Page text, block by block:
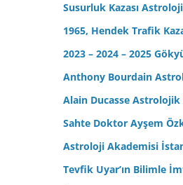
Susurluk Kazası
1965, Hendek Trafik
2023 – 2024 – 2025
Anthony Bourdain
Alain Ducasse Astrolojik
Sahte Doktor Ayşem
Astroloji Akademisi
Tevfik Uyar’ın Bilimle